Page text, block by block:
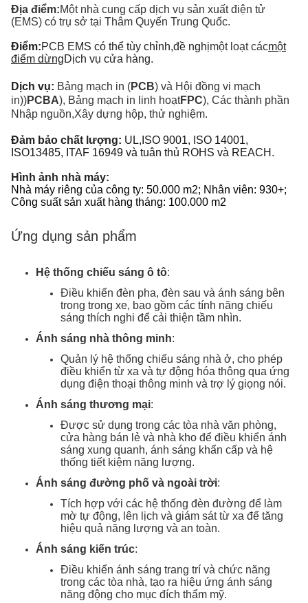
Địa điểm:Một nhà cung cấp dịch vụ sản xuất điện tử
(EMS) có trụ sở tại Thâm Quyến Trung Quốc.
Điểm:PCB EMS có thể tùy chỉnh,đề nghịmột loạt cácmột
điểm dừngDịch vụ cửa hàng.
Dịch vụ: Bảng mạch in (PCB) và Hội đồng vi mạch
in))PCBA), Bảng mạch in linh hoạtFPC), Các thành phần
Nhập nguồn,Xây dựng hộp, thử nghiệm.
Đảm bảo chất lượng: UL,ISO 9001, ISO 14001,
ISO13485, ITAF 16949 và tuân thủ ROHS và REACH.
Hình ảnh nhà máy:
Nhà máy riêng của công ty: 50.000 m2; Nhân viên: 930+;
Công suất sản xuất hàng tháng: 100.000 m2
Ứng dụng sản phẩm
Hệ thống chiếu sáng ô tô:
Điều khiển đèn pha, đèn sau và ánh sáng bên
trong trong xe, bao gồm các tính năng chiếu
sáng thích nghi để cải thiện tầm nhìn.
Ánh sáng nhà thông minh:
Quản lý hệ thống chiếu sáng nhà ở, cho phép
điều khiển từ xa và tự động hóa thông qua ứng
dụng điện thoại thông minh và trợ lý giọng nói.
Ánh sáng thương mại:
Được sử dụng trong các tòa nhà văn phòng,
cửa hàng bán lẻ và nhà kho để điều khiển ánh
sáng xung quanh, ánh sáng khẩn cấp và hệ
thống tiết kiệm năng lượng.
Ánh sáng đường phố và ngoài trời:
Tích hợp với các hệ thống đèn đường để làm
mờ tự động, lên lịch và giám sát từ xa để tăng
hiệu quả năng lượng và an toàn.
Ánh sáng kiến trúc:
Điều khiển ánh sáng trang trí và chức năng
trong các tòa nhà, tạo ra hiệu ứng ánh sáng
năng động cho mục đích thẩm mỹ.